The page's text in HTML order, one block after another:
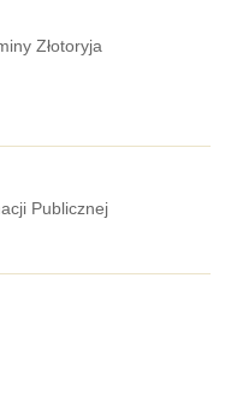
Złotoryja
Publicznej